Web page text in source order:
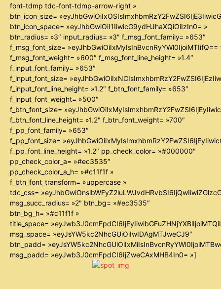
font-tdmp tdc-font-tdmp-arrow-right »
btn_icon_size=
btn_icon_space= »eyJhbGwiOiI1IiwicG9ydHJhaXQiOiIzIn0= »
btn_radius= »3″ input_radius= »3″ f_msg_font_family= »653″
f_msg_font_size= »eyJhbGwiOiIxMyIsInBvcnRyYWl0IjoiMTIifQ==
f_msg_font_weight= »600″ f_msg_font_line_height= »1.4″
f_input_font_family= »653″
f_input_font_size=
f_input_font_line_height= »1.2″ f_btn_font_family= »653″
f_input_font_weight= »500″
f_btn_font_size=
f_btn_font_line_height= »1.2″ f_btn_font_weight= »700″
f_pp_font_family= »653″
f_pp_font_size=
f_pp_font_line_height= »1.2″ pp_check_color= »#000000″
pp_check_color_a= »#ec3535″
pp_check_color_a_h= »#c11f1f »
f_btn_font_transform= »uppercase »
tdc_css=
msg_succ_radius= »2″ btn_bg= »#ec3535″
btn_bg_h= »#c11f1f »
title_space=
msg_space= »eyJsYW5kc2NhcGUiOiIwIDAgMTJweCJ9″
btn_padd=
msg_padd= »eyJwb3J0cmFpdCI6IjZweCAxMHB4In0= »]